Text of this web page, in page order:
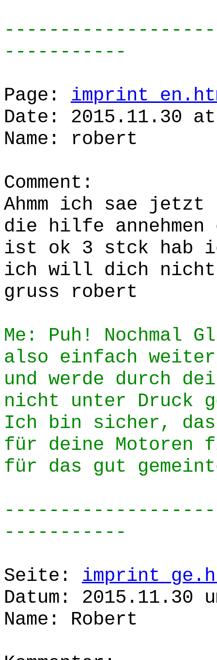
-----------
Page:
Date: 2015.11.30
Name: robert
Comment:
Ahmm ich sae
die hilfe
ist ok 3 stck hab
ich will dich nicht
gruss robert
Me: Puh! Nochmal
also einfach
und werde durch
nicht unter Druck
Ich bin sicher,
für deine Motoren
für das gut
-----------
Seite:
Datum: 2015.11.30
Name: Robert